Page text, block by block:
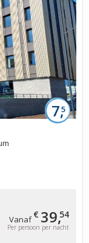
Vanaf€ 39,54
Per persoon per nacht
7,5